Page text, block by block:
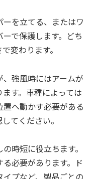
を立てる、またはワ
で保護します。どち
変わります。
強風時にはアームが
す。車種によっては
へ動かす必要がある
てください。
時短に役立ちます。
必要があります。ド